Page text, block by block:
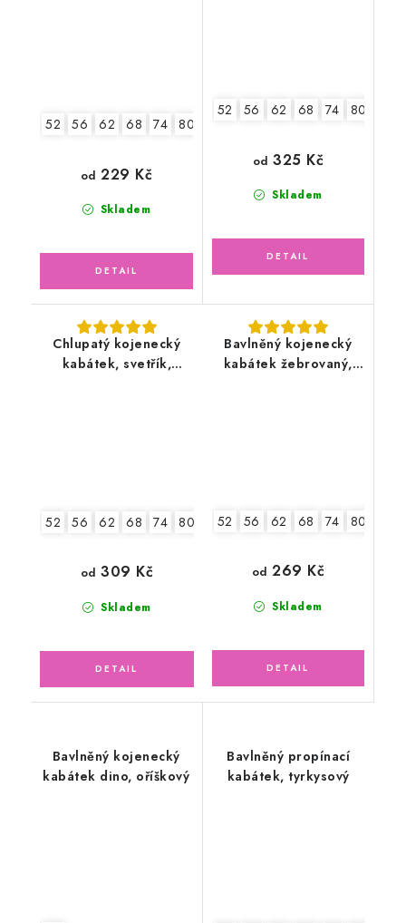
52 56 62 68 74 80
Skladem
od 229 Kč
52 56 62 68 74 80
Skladem
od 325 Kč
Chlupatý kojenecký
kabátek, svetřík,
52 56 62 68 74 80 86
Skladem
od 309 Kč
Bavlněný kojenecký
kabátek žebrovaný,
52 56 62 68 74 80
Skladem
od 269 Kč
Bavlněný kojenecký
kabátek dino, oříškový
Bavlněný propínací
kabátek, tyrkysový